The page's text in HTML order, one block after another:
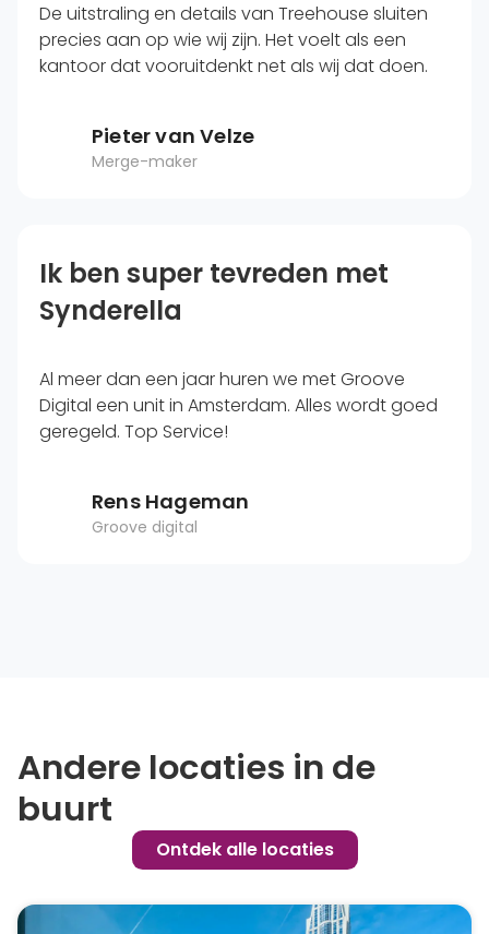
De uitstraling en details van Treehouse sluiten
precies aan op wie wij zijn. Het voelt als een
kantoor dat vooruitdenkt net als wij dat doen.
Pieter van Velze
Merge-maker
Ik ben super tevreden met
Synderella
Al meer dan een jaar huren we met Groove
Digital een unit in Amsterdam. Alles wordt goed
geregeld. Top Service!
Rens Hageman
Groove digital
Andere locaties in de
buurt
Ontdek alle locaties